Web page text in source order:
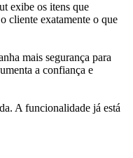
exibe os itens que
cliente exatamente o que
mais segurança para
a confiança e
A funcionalidade já está